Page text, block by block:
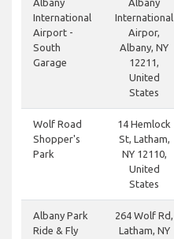
Albany
International
Airport -
South
Garage
Albany
International
Airpor,
Albany, NY
12211,
United
States
Wolf Road
Shopper's
Park
14 Hemlock
St, Latham,
NY 12110,
United
States
Albany Park
Ride & Fly
264 Wolf Rd,
Latham, NY